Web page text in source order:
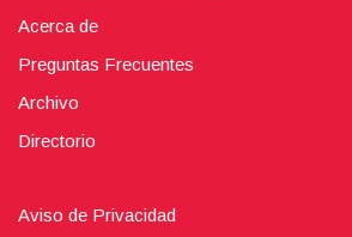
Acerca de
Preguntas Frecuentes
Archivo
Directorio
Aviso de Privacidad